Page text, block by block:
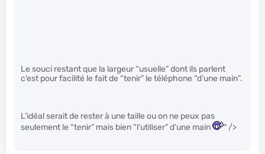
Le souci restant que la largeur “usuelle” dont ils parlent
c’est pour facilité le fait de “tenir” le téléphone “d’une main”.
L’idéal serait de rester à une taille ou on ne peux pas
seulement le “tenir” mais bien “l’utiliser” d’une main
" />